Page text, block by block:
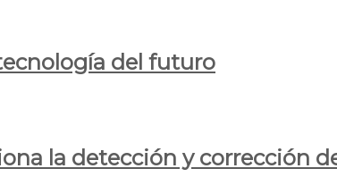
del futuro
la detección y corrección